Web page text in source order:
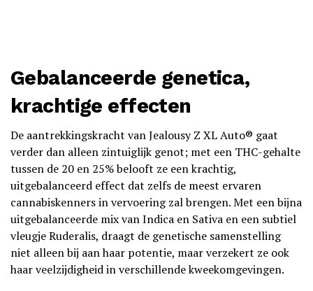
Gebalanceerde genetica,
krachtige effecten
De aantrekkingskracht van Jealousy Z XL Auto® gaat
verder dan alleen zintuiglijk genot; met een THC-gehalte
tussen de 20 en 25% belooft ze een krachtig,
uitgebalanceerd effect dat zelfs de meest ervaren
cannabiskenners in vervoering zal brengen. Met een bijna
uitgebalanceerde mix van Indica en Sativa en een subtiel
vleugje Ruderalis, draagt de genetische samenstelling
niet alleen bij aan haar potentie, maar verzekert ze ook
haar veelzijdigheid in verschillende kweekomgevingen.